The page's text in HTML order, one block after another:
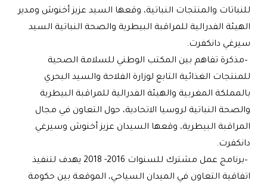
للنباتات والمنتجات النباتية، وقعها السيد عزيز أخنوش ومدير
الهيئة الفدرالية للمراقبة البيطرية والصحة النباتية السيد
سيرغي دانكفرت.
–مذكرة تفاهم بين المكتب الوطني للسلامة الصحية
للمنتجات الغذائية التابع لوزارة الفلاحة والسيد البحري
بالمملكة المغربية والهيئة الفدرالية للمراقبة البيطرية
والصحة النباتية لروسيا الاتحادية، حول التعاون في مجال
المراقبة البيطرية، وقعها السيدان عزيز أخنوش وسيرغي
دانكفرت.
–
برنامج عمل مشترك للسنوات 2016- 2018 يهدف لتنفيذ
اتفاقية التعاون في الميدان السياحي، الموقعة بين حكومة